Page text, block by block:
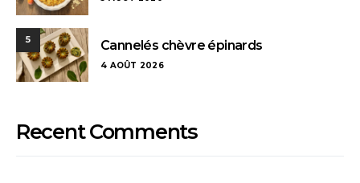
5 Cannelés chèvre épinards
4 AOÛT 2026
Recent Comments